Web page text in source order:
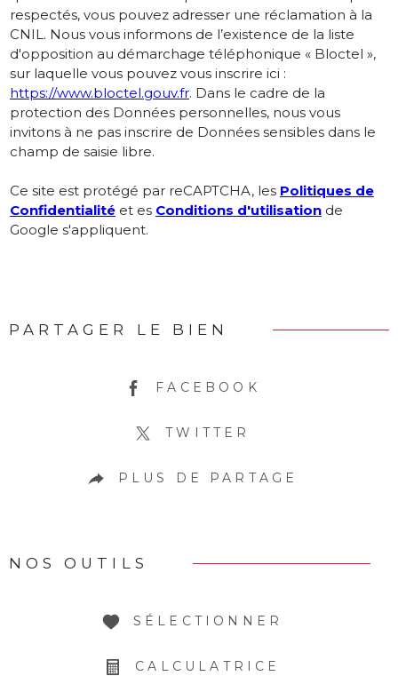
respectés, vous pouvez adresser une réclamation à la
CNIL. Nous vous informons de l’existence de la liste
d'opposition au démarchage téléphonique « Bloctel »,
sur laquelle vous pouvez vous inscrire ici :
https://www.bloctel.gouv.fr. Dans le cadre de la
protection des Données personnelles, nous vous
invitons à ne pas inscrire de Données sensibles dans le
champ de saisie libre.
Ce site est protégé par reCAPTCHA, les Politiques de
Confidentialité et es Conditions d'utilisation de
Google s'appliquent.
PARTAGER LE BIEN
FACEBOOK
TWITTER
PLUS DE PARTAGE
NOS OUTILS
SÉLECTIONNER
CALCULATRICE